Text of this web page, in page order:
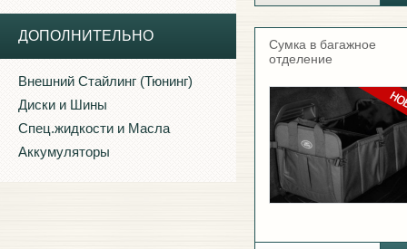
ДОПОЛНИТЕЛЬНО
Внешний Стайлинг (Тюнинг)
Диски и Шины
Спец.жидкости и Масла
Аккумуляторы
Сумка в багажное
отделение